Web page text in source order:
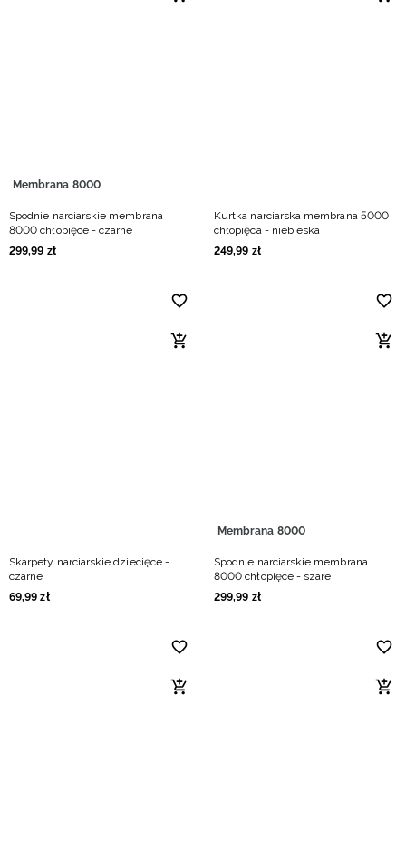
Membrana 8000
Spodnie narciarskie membrana
8000 chłopięce - czarne
299,99 zł
Kurtka narciarska membrana 5000
chłopięca - niebieska
249,99 zł
Skarpety narciarskie dziecięce -
czarne
69,99 zł
Membrana 8000
Spodnie narciarskie membrana
8000 chłopięce - szare
299,99 zł